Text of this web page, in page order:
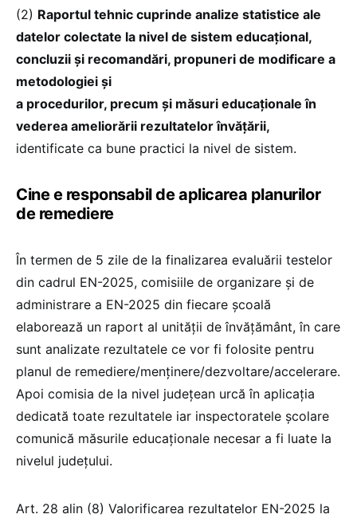
(2) Raportul tehnic cuprinde analize statistice ale
datelor colectate la nivel de sistem educațional,
concluzii și recomandări, propuneri de modificare a
metodologiei și
a procedurilor, precum și măsuri educaționale în
vederea ameliorării rezultatelor învățării,
identificate ca bune practici la nivel de sistem.
Cine e responsabil de aplicarea planurilor
de remediere
În termen de 5 zile de la finalizarea evaluării testelor
din cadrul EN-2025, comisiile de organizare și de
administrare a EN-2025 din fiecare școală
elaborează un raport al unității de învățământ, în care
sunt analizate rezultatele ce vor fi folosite pentru
planul de remediere/menținere/dezvoltare/accelerare.
Apoi comisia de la nivel județean urcă în aplicația
dedicată toate rezultatele iar inspectoratele școlare
comunică măsurile educaționale necesar a fi luate la
nivelul județului.
Art. 28 alin (8) Valorificarea rezultatelor EN-2025 la